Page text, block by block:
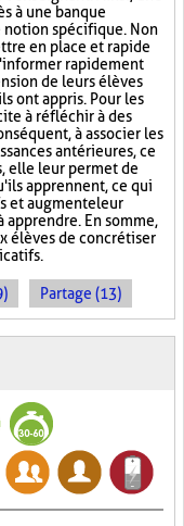
à une banque
notion spécifique. Non
en place et rapide
rapidement
de leurs élèves
ont appris. Pour les
à réfléchir à des
à associer les
antérieures, ce
elle leur permet de
apprennent, ce qui
et augmente leur
En somme,
élèves de concrétiser
Partage (13)